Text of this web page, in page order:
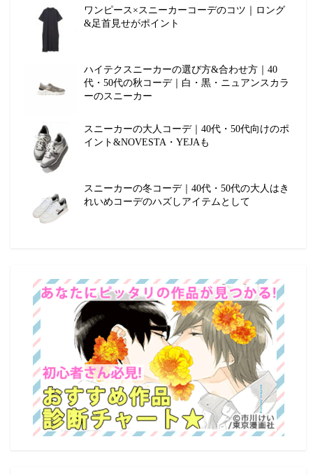
ワンピース×スニーカーコーデのコツ｜ロング
&足首見せがポイント
ハイテクスニーカーの選び方&合わせ方｜40
代・50代の秋コーデ｜白・黒・ニュアンスカラ
ーのスニーカー
スニーカーの大人コーデ｜40代・50代向けのポ
イント&NOVESTA・YEJAも
スニーカーの冬コーデ｜40代・50代の大人はき
れいめコーデのハズしアイテムとして